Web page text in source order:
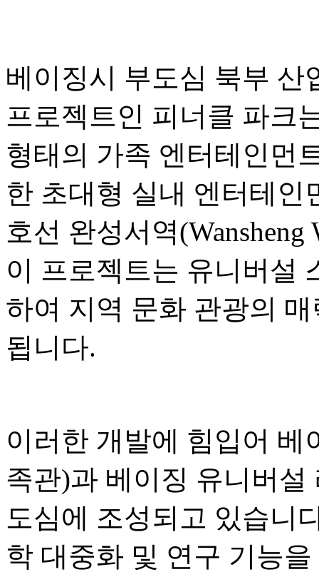
베이징시 부도심 북부 산
프로젝트인 피너클 파크
형태의 가족 엔터테인먼
한 초대형 실내 엔터테인
호선 완성서역
이 프로젝트는 유니버설
하여 지역 문화 관광의
됩니다.
이러한 개발에 힘입어 베
족관)과 베이징 유니버
도심에 조성되고 있습니
학 대중화 및 연구 기능